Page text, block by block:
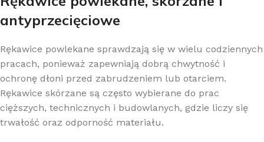
antyprzecięciowe
Rękawice powlekane sprawdzają się w wielu codziennych
pracach, ponieważ zapewniają dobrą chwytność i
ochronę dłoni przed zabrudzeniem lub otarciem.
Rękawice skórzane są często wybierane do prac
cięższych, technicznych i budowlanych, gdzie liczy się
trwałość oraz odporność materiału.